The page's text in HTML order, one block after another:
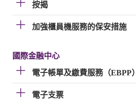
按揭
加強櫃員機服務的保安措施
國際金融中心
電子帳單及繳費服務（EBPP）
電子支票